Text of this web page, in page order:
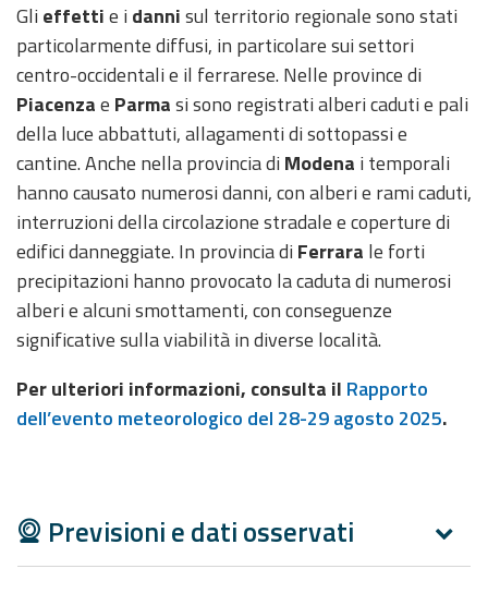
Gli effettie i dannisul territorio regionale sono stati
particolarmente diffusi, in particolare sui settori
centro-occidentali e il ferrarese. Nelle province di
Piacenzae Parmasi sono registrati alberi caduti e pali
della luce abbattuti, allagamenti di sottopassi e
cantine. Anche nella provincia di Modena i temporali
hanno causato numerosi danni, con alberi e rami caduti,
interruzioni della circolazione stradale e coperture di
edifici danneggiate. In provincia di Ferrara le forti
precipitazioni hanno provocato la caduta di numerosi
alberi e alcuni smottamenti, con conseguenze
significative sulla viabilità in diverse località.
Per ulteriori informazioni, consulta il Rapporto
dell’evento meteorologico del 28-29 agosto 2025.
Previsioni e dati osservati